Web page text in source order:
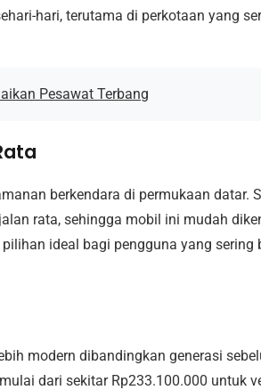
hari, terutama di perkotaan yang
Pesawat Terbang
berkendara di permukaan datar.
rata, sehingga mobil ini mudah
ideal bagi pengguna yang sering
modern dibandingkan generasi
dari sekitar Rp233.100.000 untuk